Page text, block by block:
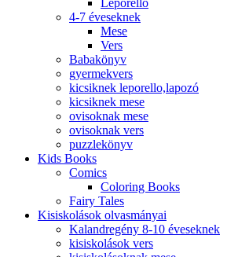
Leporello
4-7 éveseknek
Mese
Vers
Babakönyv
gyermekvers
kicsiknek leporello,lapozó
kicsiknek mese
ovisoknak mese
ovisoknak vers
puzzlekönyv
Kids Books
Comics
Coloring Books
Fairy Tales
Kisiskolások olvasmányai
Kalandregény 8-10 éveseknek
kisiskolások vers